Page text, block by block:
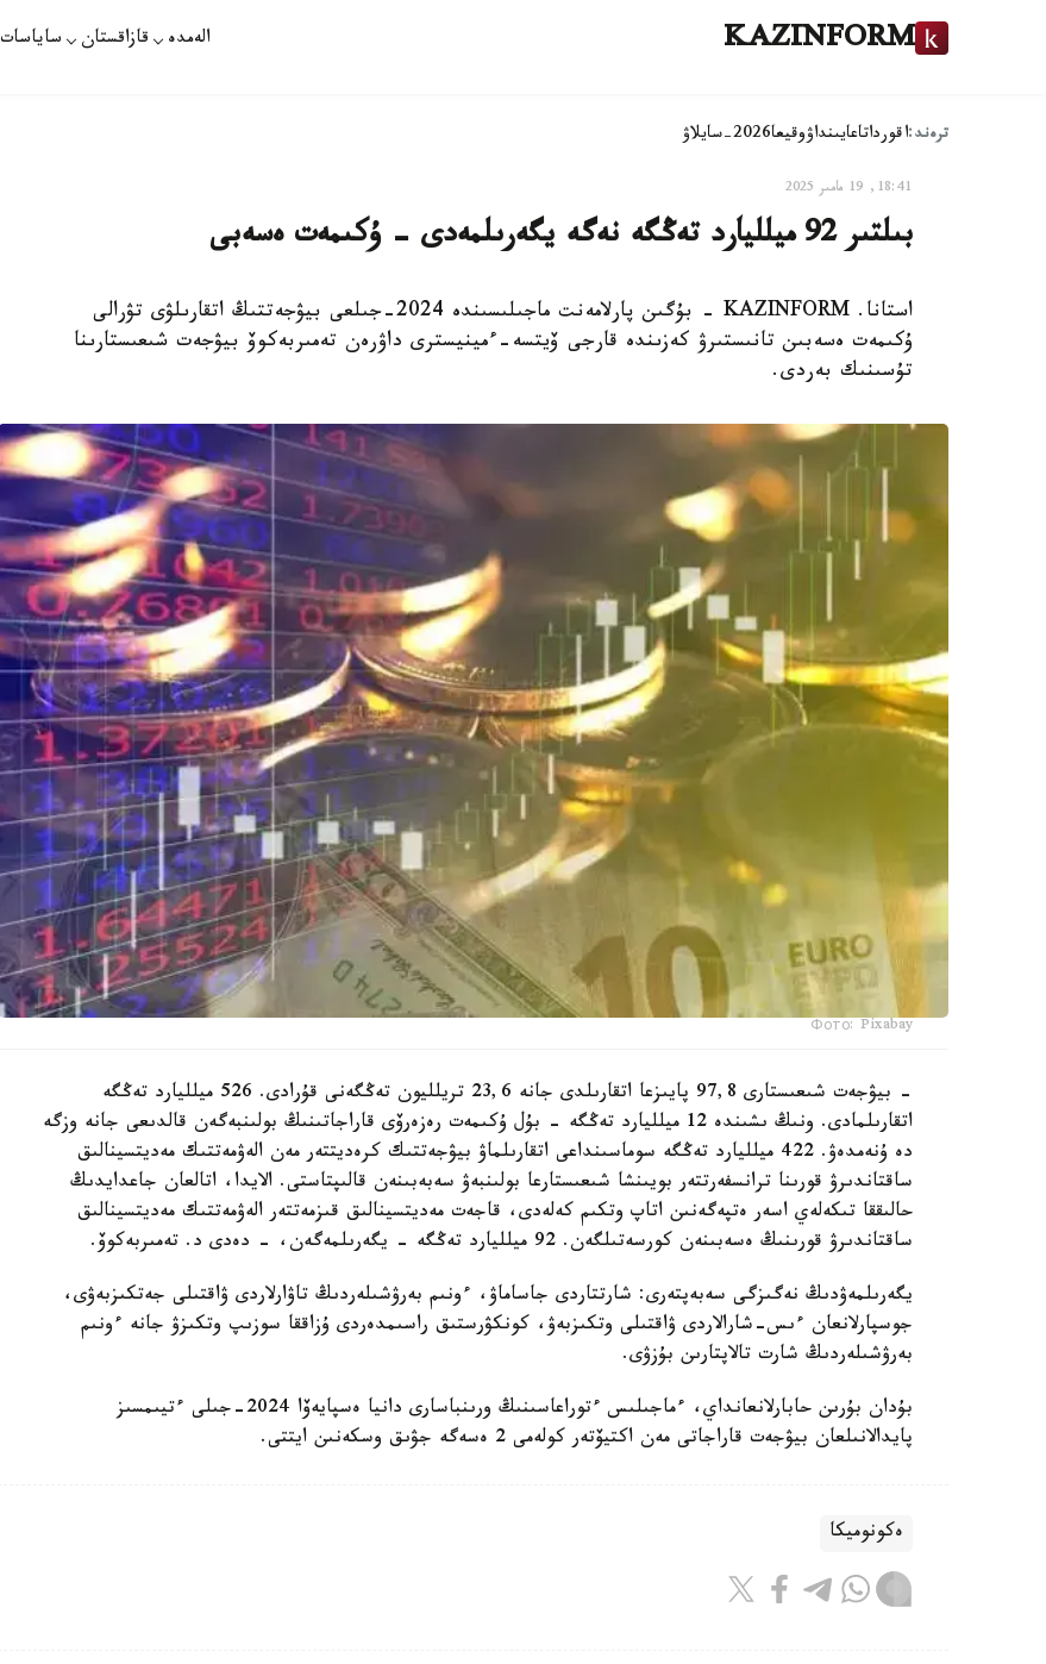
KAZINFORM الەمدە قازاقستان ساياسات
ترەند:اقورداتاعايىنداۋوقيعا2026-سايلاۋ
18:41, 19 مامىر 2025
بىلتىر 92 ميلليارد تەڭگە نەگە يگەرىلمەدى - ۇكىمەت ەسەبى
استانا. KAZINFORM - بۇگىن پارلامەنت ماجىلىسىندە 2024-جىلعى بيۋجەتتىڭ اتقارىلۋى تۋرالى
ۇكىمەت ەسەبىن تانىستىرۋ كەزىندە قارجى ۆيتسە-ءمينيسترى داۋرەن تەمىربەكوۆ بيۋجەت شىعىستارىنا
تۇسىنىك بەردى.
Фото: Pixabay
- بيۋجەت شىعىستارى 97,8 پايىزعا اتقارىلدى جانە 23,6 تريلليون تەڭگەنى قۇرادى. 526 ميلليارد تەڭگە
اتقارىلمادى. ونىڭ ىشىندە 12 ميلليارد تەڭگە - بۇل ۇكىمەت رەزەرۆى قاراجاتىنىڭ بولىنبەگەن قالدىعى جانە وزگە
دە ۇنەمدەۋ. 422 ميلليارد تەڭگە سوماسىنداعى اتقارىلماۋ بيۋجەتتىك كرەديتتەر مەن الەۋمەتتىك مەديتسينالىق
ساقتاندىرۋ قورىنا ترانسفەرتتەر بويىنشا شىعىستارعا بولىنبەۋ سەبەبىنەن قالىپتاستى. الايدا، اتالعان جاعدايدىڭ
حالىققا تىكەلەي اسەر ەتپەگەنىن اتاپ وتكىم كەلەدى، قاجەت مەديتسينالىق قىزمەتتەر الەۋمەتتىك مەديتسينالىق
ساقتاندىرۋ قورىنىڭ ەسەبىنەن كورسەتىلگەن. 92 ميلليارد تەڭگە - يگەرىلمەگەن، - دەدى د. تەمىربەكوۆ.
يگەرىلمەۋدىڭ نەگىزگى سەبەپتەرى: شارتتاردى جاساماۋ، ءونىم بەرۋشىلەردىڭ تاۋارلاردى ۋاقتىلى جەتكىزبەۋى،
جوسپارلانعان ءىس-شارالاردى ۋاقتىلى وتكىزبەۋ، كونكۋرستىق راسىمدەردى ۇزاققا سوزىپ وتكىزۋ جانە ءونىم
بەرۋشىلەردىڭ شارت تالاپتارىن بۇزۋى.
بۇدان بۇرىن حابارلانعانداي، ءماجىلىس ءتوراعاسىنىڭ ورىنباسارى دانيا ەسپايەۆا 2024-جىلى ءتيىمسىز
پايدالانىلعان بيۋجەت قاراجاتى مەن اكتيۆتەر كولەمى 2 ەسەگە جۋىق وسكەنىن ايتتى.
ەكونوميكا